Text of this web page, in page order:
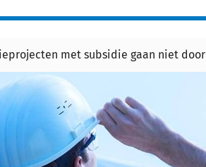
met subsidie gaan niet door